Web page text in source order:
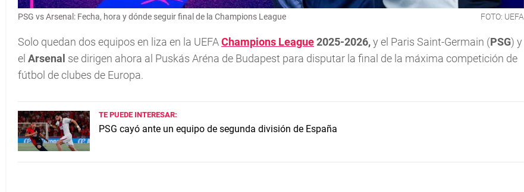
PSG vs Arsenal: Fecha, hora y dónde seguir final de la Champions League FOTO: UEFA
Solo quedan dos equipos en liza en la UEFAChampions League2025-2026,y el Paris Saint-Germain (PSG) y
el Arsenal se dirigen ahora al Puskás Aréna de Budapest para disputar la final de la máxima competición de
fútbol de clubes de Europa.
TE PUEDE INTERESAR:
PSG cayó ante un equipo de segunda división de España